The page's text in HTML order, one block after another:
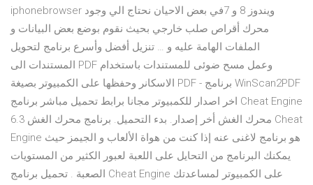
iphonebrowser ويندوز 8 و 7في بعض الاحيان نحتاج الي وجود
محرك أقراص صلب خارجي بحيث نقوم بوضع بعض البيانات و
الملفات الهامة عليه و … تنزيل أفضل وأسرع برنامج لتحويل
المستندات الى PDF وعمل مسح ضوئى للمستندات باستخدام
الاسكانر وحفظها على الكمبيوتر بصيغة PDF - برنامج WinScan2PDF
اخر اصدار للكمبيوتر مجانا برابط تحميل مباشر برنامج Cheat Engine
6.3 محرك الغش أخر إصدار. بدء التحميل. برنامج محرك الغش Cheat
Engine هو برنامج لاغنى عنه إذا كنت من هواة الألعاب و الجيمز حيث
يمكنك البرنامج من التحايل على اللعبة لعبور الكثير من المستويات
الصعبة . تحميل برنامج Cheat Engine على الكمبيوتر لمساعدتك